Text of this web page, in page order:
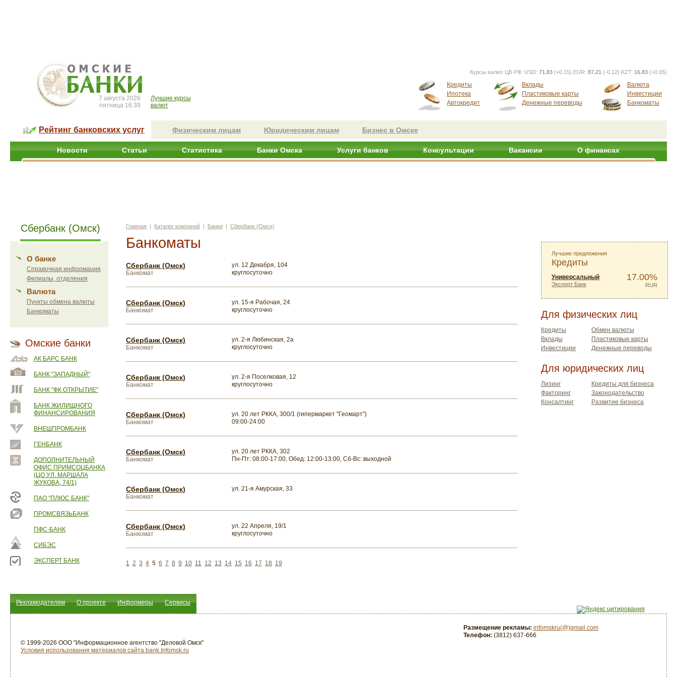
7 августа 2026
пятница 16:39
Лучшие курсы
валют
Курсы валют ЦБ РФ: USD: 71.83 (+0.15) EUR: 87.21 (-0.12) KZT: 16.83 (+0.05)
Кредиты
Ипотека
Автокредит
Вклады
Пластиковые карты
Денежные переводы
Валюта
Инвестиции
Банкоматы
Рейтинг банковских услуг Физическим лицам Юридическим лицам Бизнес в Омске
Новости Статьи Статистика Банки Омска Услуги банков Консультации Вакансии О финансах
Сбербанк (Омск)
О банке
Справочная информация
Филиалы, отделения
Валюта
Пункты обмена валюты
Банкоматы
Омские банки
АК БАРС БАНК
БАНК "ЗАПАДНЫЙ"
БАНК "ФК ОТКРЫТИЕ"
БАНК ЖИЛИЩНОГО
ФИНАНСИРОВАНИЯ
ВНЕШПРОМБАНК
ГЕНБАНК
ДОПОЛНИТЕЛЬНЫЙ
ОФИС ПРИМСОЦБАНКА
(ЦО УЛ. МАРШАЛА
ЖУКОВА, 74/1)
ПАО "ПЛЮС БАНК"
ПРОМСВЯЗЬБАНК
ПФС-БАНК
СИБЭС
ЭКСПЕРТ БАНК
Главная | Каталог компаний | Банки | Сбербанк (Омск)
Банкоматы
Сбербанк (Омск)
Банкомат
ул. 12 Декабря, 104
круглосуточно
Сбербанк (Омск)
Банкомат
ул. 15-я Рабочая, 24
круглосуточно
Сбербанк (Омск)
Банкомат
ул. 2-я Любинская, 2а
круглосуточно
Сбербанк (Омск)
Банкомат
ул. 2-я Поселковая, 12
круглосуточно
Сбербанк (Омск)
Банкомат
ул. 20 лет РККА, 300/1 (гипермаркет "Геомарт")
09:00-24:00
Сбербанк (Омск)
Банкомат
ул. 20 лет РККА, 302
Пн-Пт: 08:00-17:00, Обед: 12:00-13:00, Сб-Вс: выходной
Сбербанк (Омск)
Банкомат
ул. 21-я Амурская, 33
Сбербанк (Омск)
Банкомат
ул. 22 Апреля, 19/1
круглосуточно
1 2 3 4 5 6 7 8 9 10 11 12 13 14 15 16 17 18 19
Лучшие предложения
Кредиты
Универсальный
Эксперт Банк
17.00%
RUR
Для физических лиц
Кредиты
Вклады
Инвестиции
Обмен валюты
Пластиковые карты
Денежные переводы
Для юридических лиц
Лизинг
Факторинг
Консалтинг
Кредиты для бизнеса
Законодательство
Развитие бизнеса
Рекламодателям О проекте Информеры Сервисы
© 1999-2026 ООО "Информационное агентство "Деловой Омск"
Условия использования материалов сайта bank.Infomsk.ru
Размещение рекламы: infomskru(@)gmail.com
Телефон: (3812) 637-666